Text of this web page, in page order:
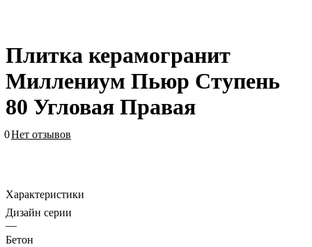
Плитка керамогранит
Миллениум Пьюр Ступень
80 Угловая Правая
0Нет отзывов
Характеристики
Дизайн серии
—
Бетон